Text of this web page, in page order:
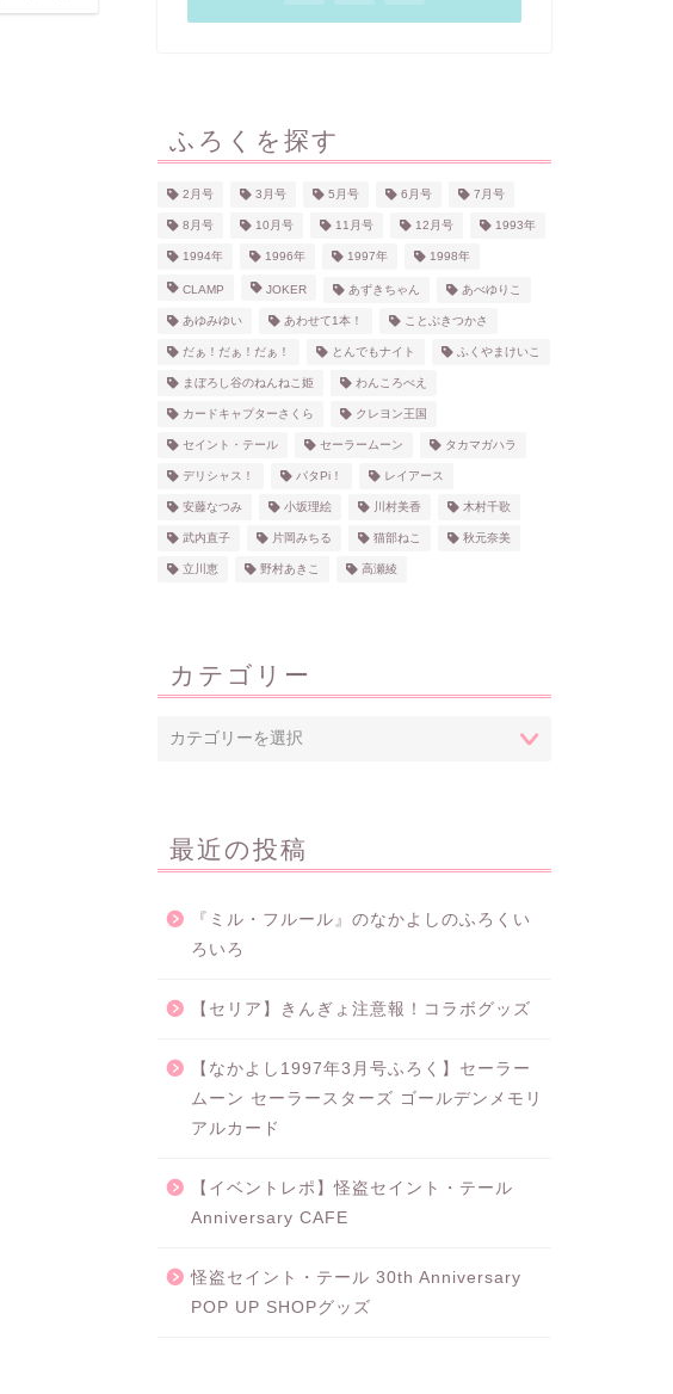
ふろくを探す
2月号 3月号 5月号 6月号 7月号
8月号 10月号 11月号 12月号 1993年
1994年 1996年 1997年 1998年
CLAMP JOKER あずきちゃん あべゆりこ
あゆみゆい あわせて1本！ ことぶきつかさ
だぁ！だぁ！だぁ！ とんでもナイト ふくやまけいこ
まぼろし谷のねんねこ姫 わんころべえ
カードキャプターさくら クレヨン王国
セイント・テール セーラームーン タカマガハラ
デリシャス！ パタPi！ レイアース
安藤なつみ 小坂理絵 川村美香 木村千歌
武内直子 片岡みちる 猫部ねこ 秋元奈美
立川恵 野村あきこ 高瀬綾
カテゴリー
最近の投稿
『ミル・フルール』のなかよしのふろくい
ろいろ
【セリア】きんぎょ注意報！コラボグッズ
【なかよし1997年3月号ふろく】セーラー
ムーン セーラースターズ ゴールデンメモリ
アルカード
【イベントレポ】怪盗セイント・テール
Anniversary CAFE
怪盗セイント・テール 30th Anniversary
POP UP SHOPグッズ